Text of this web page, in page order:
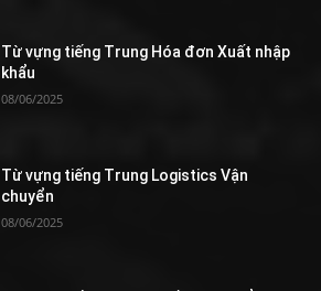
Từ vựng tiếng Trung Hóa đơn Xuất nhập
khẩu
08/06/2025
Từ vựng tiếng Trung Logistics Vận
chuyển
08/06/2025